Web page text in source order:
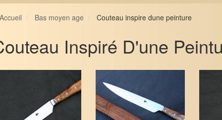
Accueil Bas moyen age Couteau inspire dune peinture
Inspiré D'une